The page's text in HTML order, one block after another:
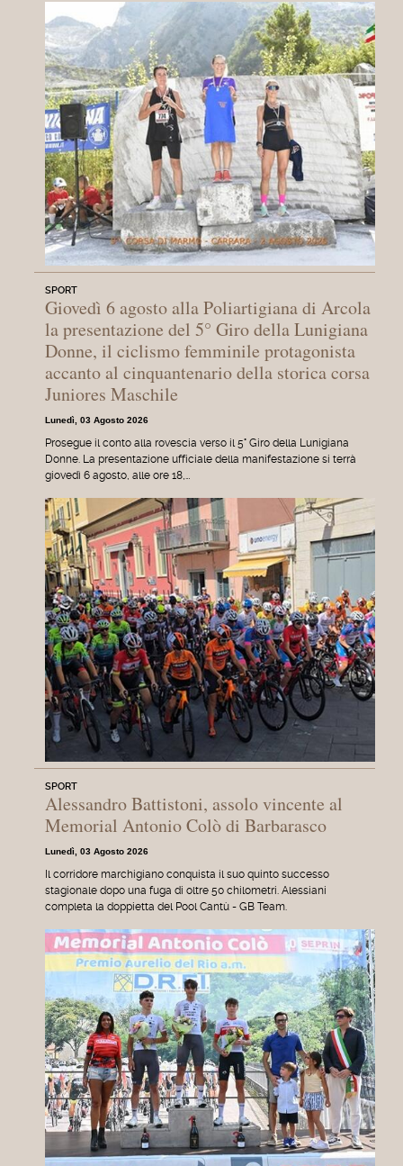
SPORT
Giovedì 6 agosto alla Poliartigiana di Arcola
la presentazione del 5° Giro della Lunigiana
Donne, il ciclismo femminile protagonista
accanto al cinquantenario della storica corsa
Juniores Maschile
Lunedì, 03 Agosto 2026
Prosegue il conto alla rovescia verso il 5° Giro della Lunigiana
Donne. La presentazione ufficiale della manifestazione si terrà
giovedì 6 agosto, alle ore 18,…
SPORT
Alessandro Battistoni, assolo vincente al
Memorial Antonio Colò di Barbarasco
Lunedì, 03 Agosto 2026
Il corridore marchigiano conquista il suo quinto successo
stagionale dopo una fuga di oltre 50 chilometri. Alessiani
completa la doppietta del Pool Cantù - GB Team.